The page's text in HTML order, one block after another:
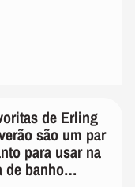
de Erling
são um par
para usar na
de banho